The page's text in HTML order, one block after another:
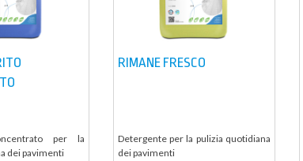
per la
dei pavimenti
RIMANE FRESCO
Detergente per la pulizia quotidiana
dei pavimenti